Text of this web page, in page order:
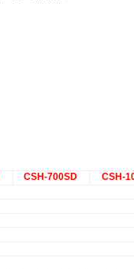
CSH-700SD
CSH-